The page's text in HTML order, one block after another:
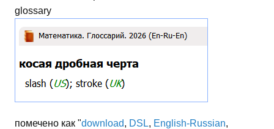
glossary
помечено как "download, DSL, English-Russian,